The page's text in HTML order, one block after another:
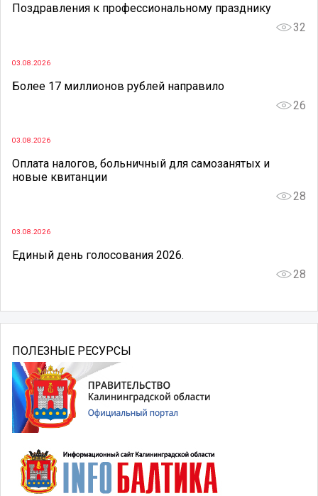
Поздравления к профессиональному празднику
32
03.08.2026
Более 17 миллионов рублей направило
26
03.08.2026
Оплата налогов, больничный для самозанятых и
новые квитанции
28
03.08.2026
Единый день голосования 2026.
28
ПОЛЕЗНЫЕ РЕСУРСЫ